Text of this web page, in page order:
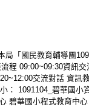
局「國民教育輔導團
程 09:00~09:30資訊交
交流對話 資訊
： 1091104_碧華國小
碧華國小程式教育中